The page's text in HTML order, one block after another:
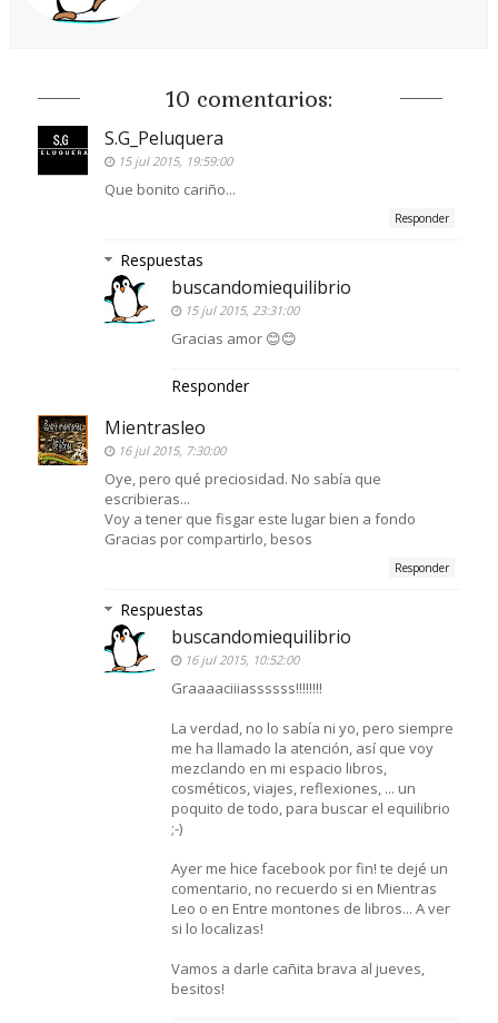
10 comentarios:
S.G_Peluquera
15 jul 2015, 19:59:00
Que bonito cariño...
Responder
Respuestas
buscandomiequilibrio
15 jul 2015, 23:31:00
Gracias amor 😊😊
Responder
Mientrasleo
16 jul 2015, 7:30:00
Oye, pero qué preciosidad. No sabía que
escribieras...
Voy a tener que fisgar este lugar bien a fondo
Gracias por compartirlo, besos
Responder
Respuestas
buscandomiequilibrio
16 jul 2015, 10:52:00
Graaaaciiiassssss!!!!!!!!
La verdad, no lo sabía ni yo, pero siempre
me ha llamado la atención, así que voy
mezclando en mi espacio libros,
cosméticos, viajes, reflexiones, ... un
poquito de todo, para buscar el equilibrio
;-)
Ayer me hice facebook por fin! te dejé un
comentario, no recuerdo si en Mientras
Leo o en Entre montones de libros... A ver
si lo localizas!
Vamos a darle cañita brava al jueves,
besitos!